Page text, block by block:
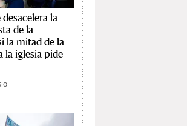
la
de la
la mitad de la
la iglesia pide